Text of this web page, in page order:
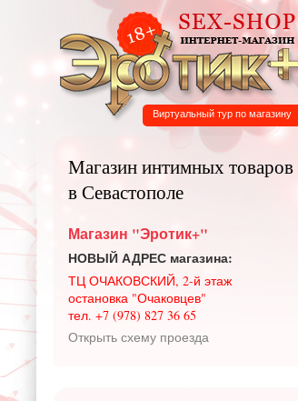
Виртуальный тур по магазину
Магазин интимных товаров
в Севастополе
Магазин "Эротик+"
НОВЫЙ АДРЕС магазина:
ТЦ ОЧАКОВСКИЙ, 2-й этаж
остановка "Очаковцев"
тел. +7 (978) 827 36 65
Открыть схему проезда